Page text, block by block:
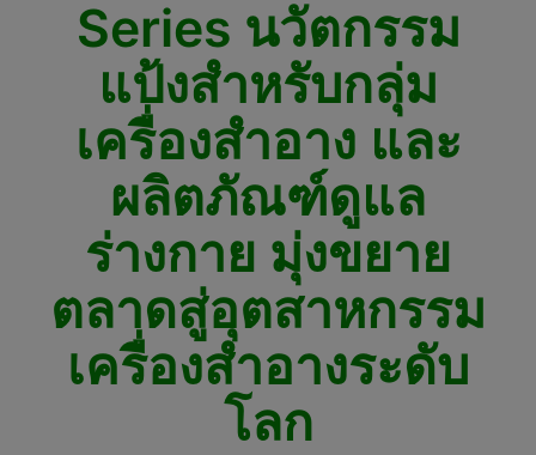
Series นวัตกรรม
แป้งสำหรับกลุ่ม
เครื่องสำอาง และ
ผลิตภัณฑ์ดูแล
ร่างกาย มุ่งขยาย
ตลาดสู่อุตสาหกรรม
เครื่องสำอางระดับ
โลก